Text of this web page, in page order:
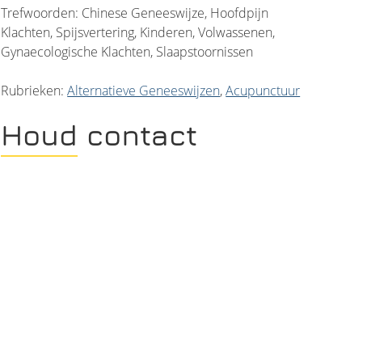
Trefwoorden: Chinese Geneeswijze, Hoofdpijn
Klachten, Spijsvertering, Kinderen, Volwassenen,
Gynaecologische Klachten, Slaapstoornissen
Rubrieken:Alternatieve Geneeswijzen,Acupunctuur
Houd contact